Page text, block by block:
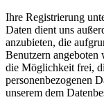
Ihre Registrierung
Daten dient uns
anzubieten, die
Benutzern angeboten
die Möglichkeit frei,
personenbezogenen
unserem dem